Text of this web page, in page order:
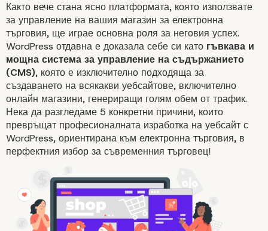
Заложете на
Както вече стана ясно платформата, която използвате
за управление на вашия магазин за електронна
търговия, ще играе основна роля за неговия успех.
WordPress отдавна е доказала себе си като гъвкава и
мощна система за управление на съдържанието
(CMS), която е изключително подходяща за
създаването на всякакви уебсайтове, включително
онлайн магазини, генериращи голям обем от трафик.
Нека да разгледаме 5 конкретни причини, които
превръщат професионалната изработка на уебсайт с
WordPress, ориентирана към електронна търговия, в
перфектния избор за съвременния търговец!